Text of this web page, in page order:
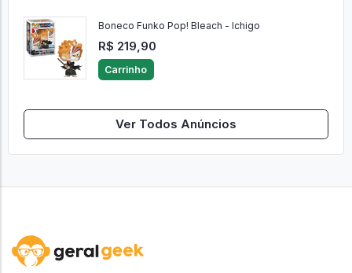
Boneco Funko Pop! Bleach - Ichigo
R$ 219,90
Carrinho
Ver Todos Anúncios